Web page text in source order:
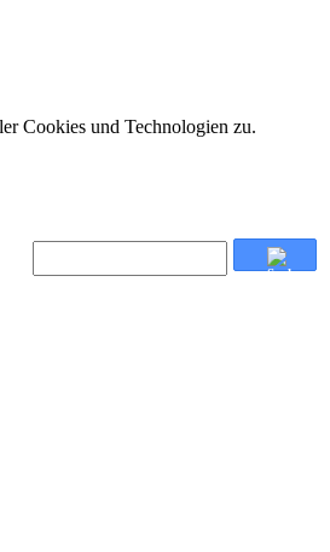
Cookies und Technologien zu.